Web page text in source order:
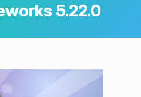
5.22.0